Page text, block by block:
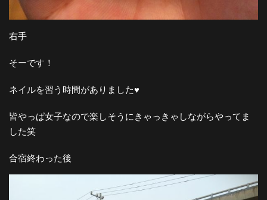
右手
そーです！
ネイルを習う時間がありました♥︎
皆やっぱ女子なので楽しそうにきゃっきゃしながらやってま
した笑
合宿終わった後